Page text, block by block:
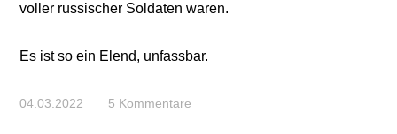
voller russischer Soldaten waren.
Es ist so ein Elend, unfassbar.
04.03.2022 5 Kommentare